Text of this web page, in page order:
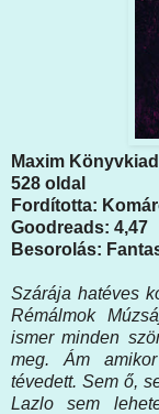
Maxim
528 oldal
Fordította:
Goodreads: 4,47
Besorolás:
Szárája hatéves
Rémálmok
ismer minden
meg. Ám
tévedett. Sem ő,
Lazlo sem